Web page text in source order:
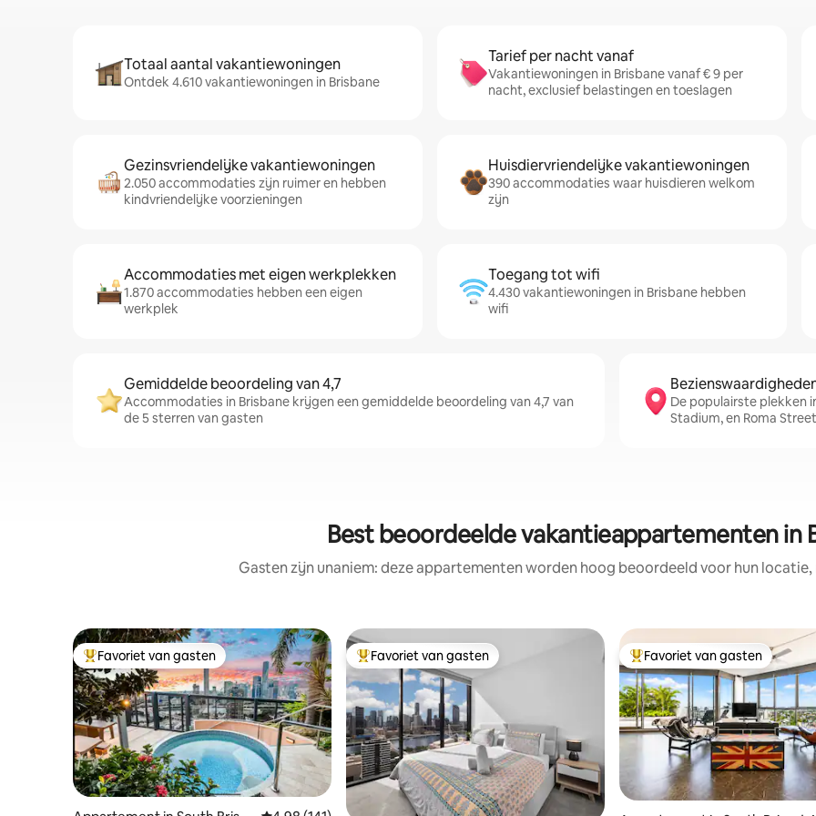
Totaal aantal vakantiewoningen
Ontdek 4.610 vakantiewoningen in Brisbane
Tarief per nacht vanaf
Vakantiewoningen in Brisbane vanaf € 9 per
nacht, exclusief belastingen en toeslagen
Gezinsvriendelijke vakantiewoningen
2.050 accommodaties zijn ruimer en hebben
kindvriendelijke voorzieningen
Huisdiervriendelijke vakantiewoningen
390 accommodaties waar huisdieren welkom
zijn
Accommodaties met eigen werkplekken
1.870 accommodaties hebben een eigen
werkplek
Toegang tot wifi
4.430 vakantiewoningen in Brisbane hebben
wifi
Gemiddelde beoordeling van 4,7
Accommodaties in Brisbane krijgen een gemiddelde beoordeling van 4,7 van
de 5 sterren van gasten
De populairste plekken
Stadium, en Roma
Best beoordeelde vakantieappartementen in
Gasten zijn unaniem: deze appartementen worden hoog beoordeeld voor hun locatie,
Topfavoriet van gasten
Favoriet van gasten Topfavoriet van gasten
Favoriet van gasten Topfavoriet van gasten
Favoriet van gasten